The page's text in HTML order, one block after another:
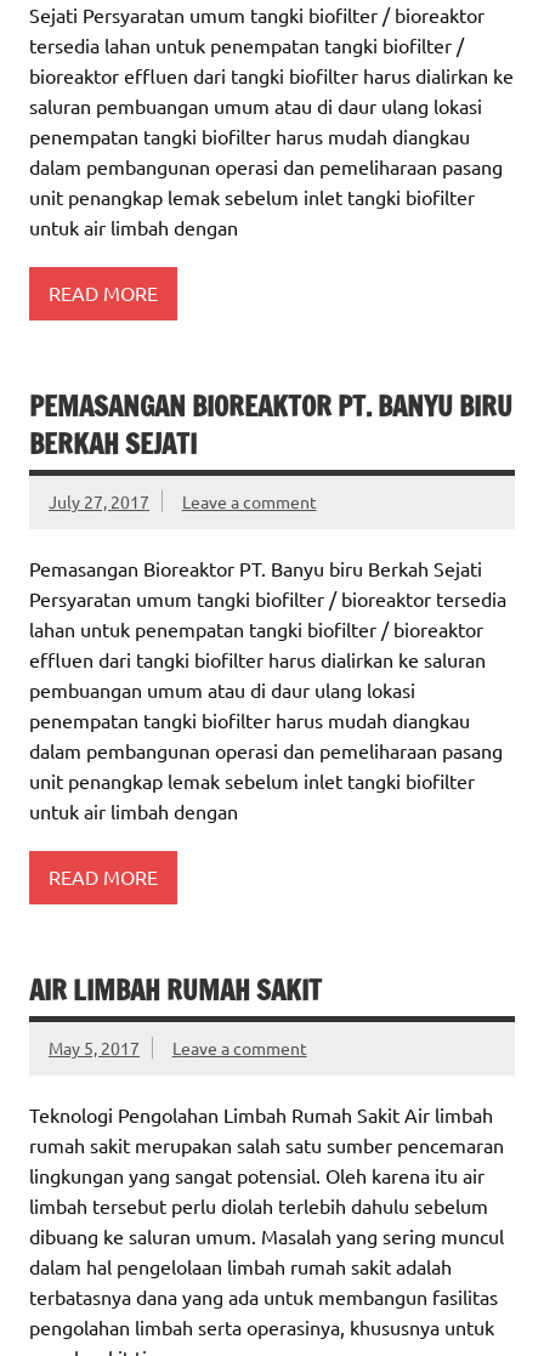
Sejati Persyaratan umum tangki biofilter / bioreaktor
tersedia lahan untuk penempatan tangki biofilter /
bioreaktor effluen dari tangki biofilter harus dialirkan ke
saluran pembuangan umum atau di daur ulang lokasi
penempatan tangki biofilter harus mudah diangkau
dalam pembangunan operasi dan pemeliharaan pasang
unit penangkap lemak sebelum inlet tangki biofilter
untuk air limbah dengan
READ MORE
PEMASANGAN BIOREAKTOR PT. BANYU BIRU
BERKAH SEJATI
July 27, 2017 Leave a comment
Pemasangan Bioreaktor PT. Banyu biru Berkah Sejati
Persyaratan umum tangki biofilter / bioreaktor tersedia
lahan untuk penempatan tangki biofilter / bioreaktor
effluen dari tangki biofilter harus dialirkan ke saluran
pembuangan umum atau di daur ulang lokasi
penempatan tangki biofilter harus mudah diangkau
dalam pembangunan operasi dan pemeliharaan pasang
unit penangkap lemak sebelum inlet tangki biofilter
untuk air limbah dengan
READ MORE
AIR LIMBAH RUMAH SAKIT
May 5, 2017 Leave a comment
Teknologi Pengolahan Limbah Rumah Sakit Air limbah
rumah sakit merupakan salah satu sumber pencemaran
lingkungan yang sangat potensial. Oleh karena itu air
limbah tersebut perlu diolah terlebih dahulu sebelum
dibuang ke saluran umum. Masalah yang sering muncul
dalam hal pengelolaan limbah rumah sakit adalah
terbatasnya dana yang ada untuk membangun fasilitas
pengolahan limbah serta operasinya, khususnya untuk